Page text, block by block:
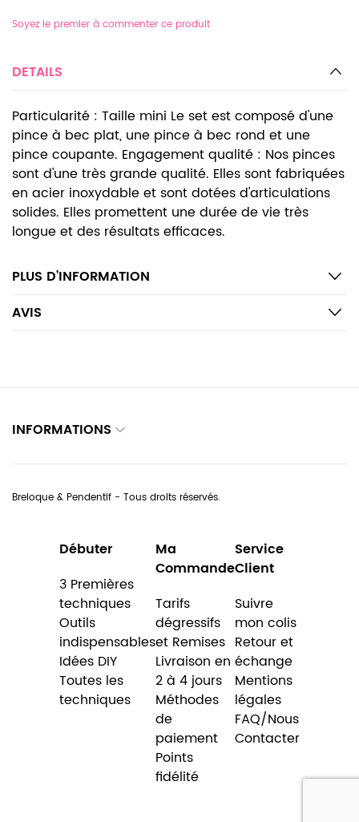
Soyez le premier à commenter ce produit
DETAILS
Particularité : Taille mini Le set est composé d'une
pince à bec plat, une pince à bec rond et une
pince coupante. Engagement qualité : Nos pinces
sont d'une très grande qualité. Elles sont fabriquées
en acier inoxydable et sont dotées d'articulations
solides. Elles promettent une durée de vie très
longue et des résultats efficaces.
PLUS D’INFORMATION
AVIS
INFORMATIONS
Breloque & Pendentif - Tous droits réservés.
Débuter
3 Premières
techniques
Outils
indispensables
Idées DIY
Toutes les
techniques
Ma
Commande
Tarifs
dégressifs
et Remises
Livraison en
2 à 4 jours
Méthodes
de
paiement
Points
fidélité
Service
Client
Suivre
mon colis
Retour et
échange
Mentions
légales
FAQ/Nous
Contacter